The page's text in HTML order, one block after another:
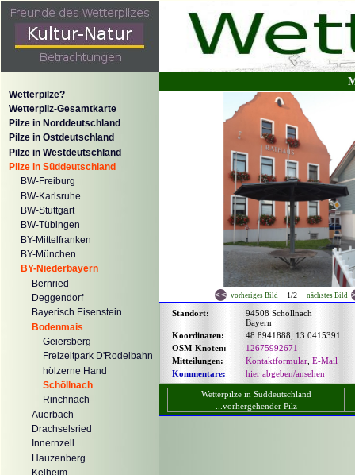
Wetterpilze?
Wetterpilz-Gesamtkarte
Pilze in Norddeutschland
Pilze in Ostdeutschland
Pilze in Westdeutschland
Pilze in Süddeutschland
BW-Freiburg
BW-Karlsruhe
BW-Stuttgart
BW-Tübingen
BY-Mittelfranken
BY-München
BY-Niederbayern
Bernried
Deggendorf
Bayerisch Eisenstein
Bodenmais
Geiersberg
Freizeitpark D'Rodelbahn
hölzerne Hand
Schöllnach
Rinchnach
Auerbach
Drachselsried
Innernzell
Hauzenberg
Kelheim
vorheriges Bild 1/2 nächstes Bild
Standort:
94508 Schöllnach
Bayern
Koordinaten:
48.8941888, 13.0415391
OSM-Knoten:
12675992671
Mitteilungen:
Kontaktformular E-Mail
Kommentare:
hier abgeben/ansehen
Wetterpilze in Süddeutschland
...vorhergehender Pilz